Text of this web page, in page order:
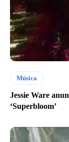
Música
Jessie Ware
‘Superbloom’